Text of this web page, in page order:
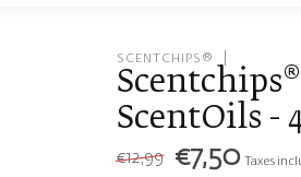
SCENTCHIPS®
ScentOils -
€12,99 €7,50 Taxes